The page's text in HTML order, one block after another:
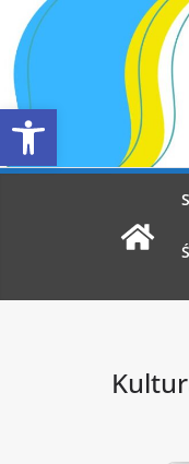
Otwórz
Przejdź
do
treści